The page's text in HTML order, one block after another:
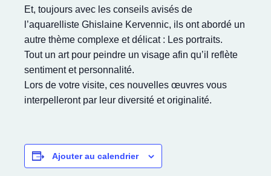
Et, toujours avec les conseils avisés de
l’aquarelliste Ghislaine Kervennic, ils ont abordé un
autre thème complexe et délicat : Les portraits.
Tout un art pour peindre un visage afin qu’il reflète
sentiment et personnalité.
Lors de votre visite, ces nouvelles œuvres vous
interpelleront par leur diversité et originalité.
Ajouter au calendrier